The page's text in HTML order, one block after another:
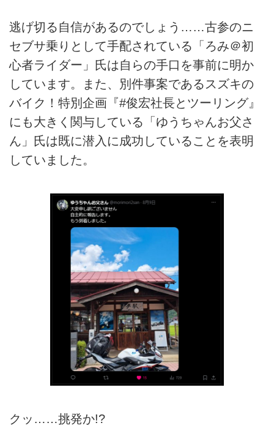
逃げ切る自信があるのでしょう……古参のニ
セブサ乗りとして手配されている「ろみ＠初
心者ライダー」氏は自らの手口を事前に明か
しています。また、別件事案であるスズキの
バイク！特別企画『#俊宏社長とツーリング』
にも大きく関与している「ゆうちゃんお父さ
ん」氏は既に潜入に成功していることを表明
していました。
クッ……挑発か!?